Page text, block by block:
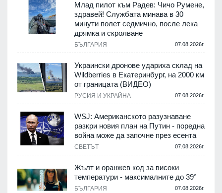
Млад пилот към Радев: Чичо Румене,
здравей! Службата минава в 30
минути полет седмично, после лека
дрямка и скролване
БЪЛГАРИЯ 07.08.2026г.
Украински дронове удариха склад на
Wildberries в Екатеринбург, на 2000 км
от границата (ВИДЕО)
РУСИЯ И УКРАЙНА 07.08.2026г.
WSJ: Американското разузнаване
разкри новия план на Путин - поредна
война може да започне през есента
СВЕТЪТ 07.08.2026г.
Жълт и оранжев код за високи
температури - максималните до 39°
БЪЛГАРИЯ 07.08.2026г.